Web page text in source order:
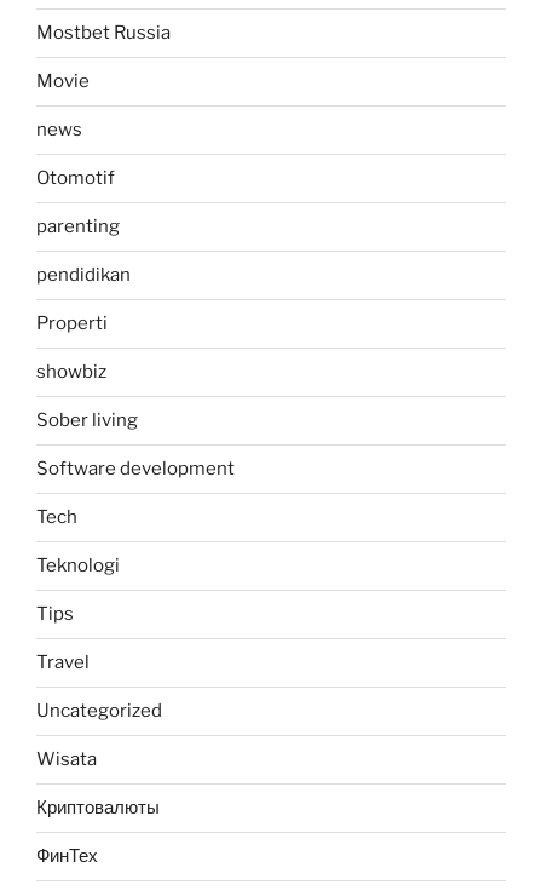
Mostbet Russia
Movie
news
Otomotif
parenting
pendidikan
Properti
showbiz
Sober living
Software development
Tech
Teknologi
Tips
Travel
Uncategorized
Wisata
Криптовалюты
ФинТех